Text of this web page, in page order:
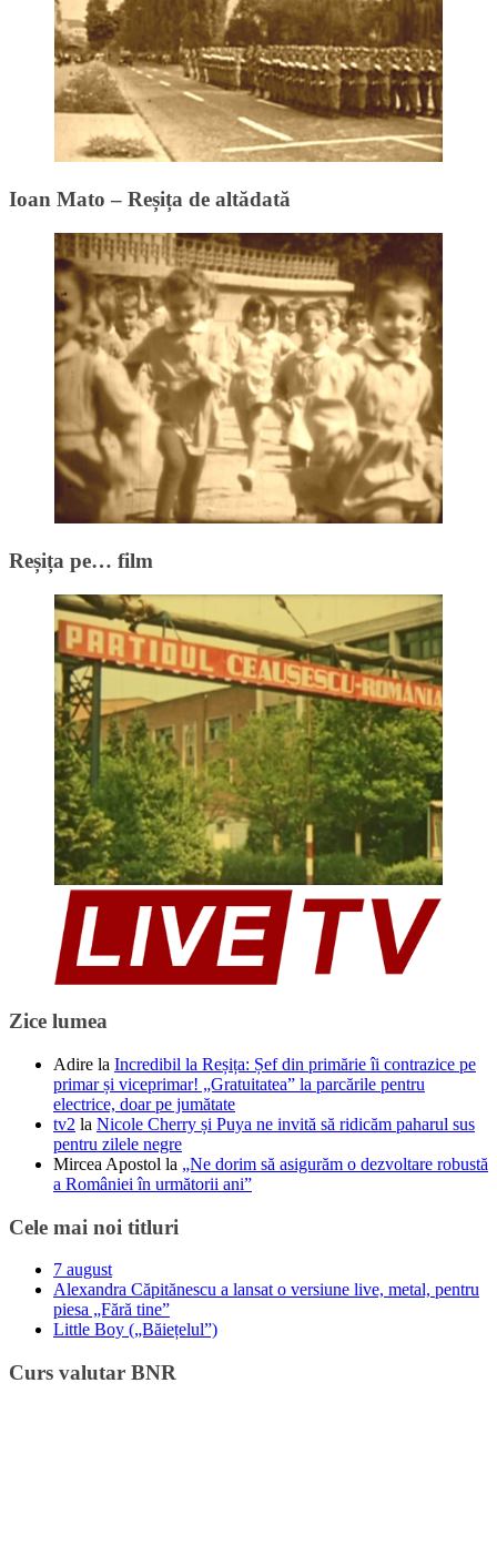
Ioan Mato – Reșița de altădată
Reșița pe… film
Zice lumea
Adire la Incredibil la Reșița: Șef din primărie îi contrazice pe
primar și viceprimar! „Gratuitatea” la parcările pentru
electrice, doar pe jumătate
tv2 la Nicole Cherry și Puya ne invită să ridicăm paharul sus
pentru zilele negre
Mircea Apostol la „Ne dorim să asigurăm o dezvoltare robustă
a României în următorii ani”
Cele mai noi titluri
7 august
Alexandra Căpitănescu a lansat o versiune live, metal, pentru
piesa „Fără tine”
Little Boy („Băiețelul”)
Curs valutar BNR